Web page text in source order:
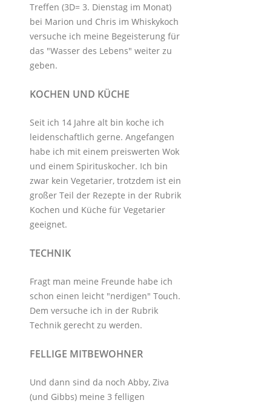
Treffen (3D= 3. Dienstag im Monat)
bei Marion und Chris im Whiskykoch
versuche ich meine Begeisterung für
das "Wasser des Lebens" weiter zu
geben.
KOCHEN UND KÜCHE
Seit ich 14 Jahre alt bin koche ich
leidenschaftlich gerne. Angefangen
habe ich mit einem preiswerten Wok
und einem Spirituskocher. Ich bin
zwar kein Vegetarier, trotzdem ist ein
großer Teil der Rezepte in der Rubrik
Kochen und Küche für Vegetarier
geeignet.
TECHNIK
Fragt man meine Freunde habe ich
schon einen leicht "nerdigen" Touch.
Dem versuche ich in der Rubrik
Technik gerecht zu werden.
FELLIGE MITBEWOHNER
Und dann sind da noch Abby, Ziva
(und Gibbs) meine 3 felligen